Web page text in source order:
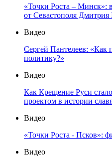
«Точки Роста – Минск»:
от Севастополя Дмитрия
Видео
Сергей Пантелеев: «Как
политику?»
Видео
Как Крещение Руси
проектом в истории
Видео
«Точки Роста - Псков»:
Видео